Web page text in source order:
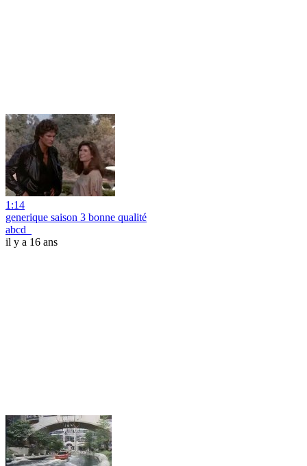
1:14
generique saison 3 bonne qualité
abcd_
il y a 16 ans